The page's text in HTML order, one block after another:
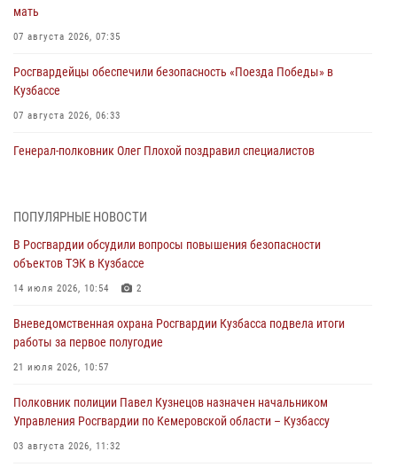
мать
07 августа 2026, 07:35
Росгвардейцы обеспечили безопасность «Поезда Победы» в
Кузбассе
07 августа 2026, 06:33
Генерал-полковник Олег Плохой поздравил специалистов
07 августа 2026, 05:32
С 1 сентября 2026 года вступает в силу новый федеральный закон о
частной охранной деятельности
06 августа 2026, 10:19
Росгвардейцы задержали предполагаемого виновника причинения
ножевого ранения кемеровчанину
06 августа 2026, 09:18
Росгвардейцы задержали мужчину, повредившего имущество
горожанки
06 августа 2026, 08:17
ПОПУЛЯРНЫЕ НОВОСТИ
В Росгвардии обсудили вопросы повышения безопасности
объектов ТЭК в Кузбассе
14 июля 2026, 10:54 2
Вневедомственная охрана Росгвардии Кузбасса подвела итоги
работы за первое полугодие
21 июля 2026, 10:57
Полковник полиции Павел Кузнецов назначен начальником
Управления Росгвардии по Кемеровской области – Кузбассу
03 августа 2026, 11:32